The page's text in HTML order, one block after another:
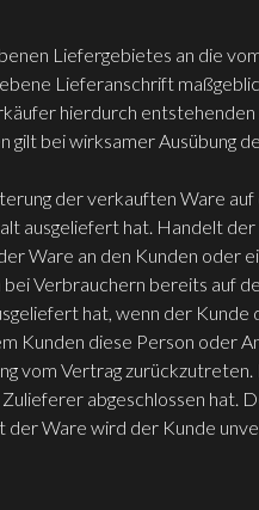
Liefergebietes an die
Lieferanschrift
hierdurch
bei wirksamer Ausübung
der verkauften Ware
ausgeliefert hat. Handelt
Ware an den Kunden oder
Verbrauchern bereits auf
hat, wenn der
Kunden diese Person oder
vom Vertrag
abgeschlossen hat.
Ware wird der Kunde